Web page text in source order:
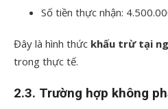
Số tiền thực nhận:
Đây là hình thức khấu trừ tại
trong thực tế.
2.3. Trường hợp không